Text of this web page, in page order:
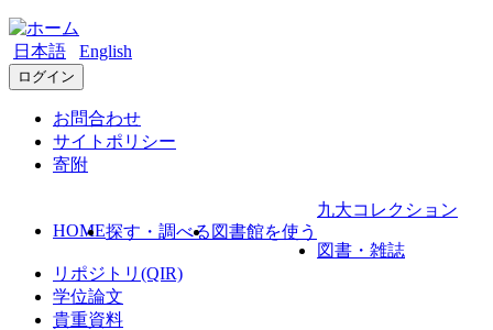
日本語 English
ログイン
お問合わせ
サイトポリシー
寄附
HOME探す・調べる 図書館を使う
九大コレクション
図書・雑誌
リポジトリ(QIR)
学位論文
貴重資料